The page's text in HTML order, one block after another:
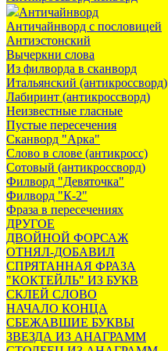
Античайнворд
Античайнворд с пословицей
Антиэстонский
Вычеркни слова
Из филворда в сканворд
Итальянский (антикроссворд)
Лабиринт (антикроссворд)
Неизвестные гласные
Пустые пересечения
Сканворд "Арка"
Слово в слове (антикросс)
Сотовый (антикроссворд)
Филворд "Девяточка"
Филворд "К-2"
Фраза в пересечениях
ДРУГОЕ
ДВОЙНОЙ ФОРСАЖ
ОТНЯЛ-ДОБАВИЛ
СПРЯТАННАЯ ФРАЗА
"КОКТЕЙЛЬ" ИЗ БУКВ
СКЛЕЙ СЛОВО
НАЧАЛО КОНЦА
СБЕЖАВШИЕ БУКВЫ
ЗВЕЗДА ИЗ АНАГРАММ